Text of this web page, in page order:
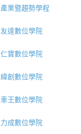
產業暨趨勢學程
友達數位學院
仁寶數位學院
緯創數位學院
車王數位學院
力成數位學院